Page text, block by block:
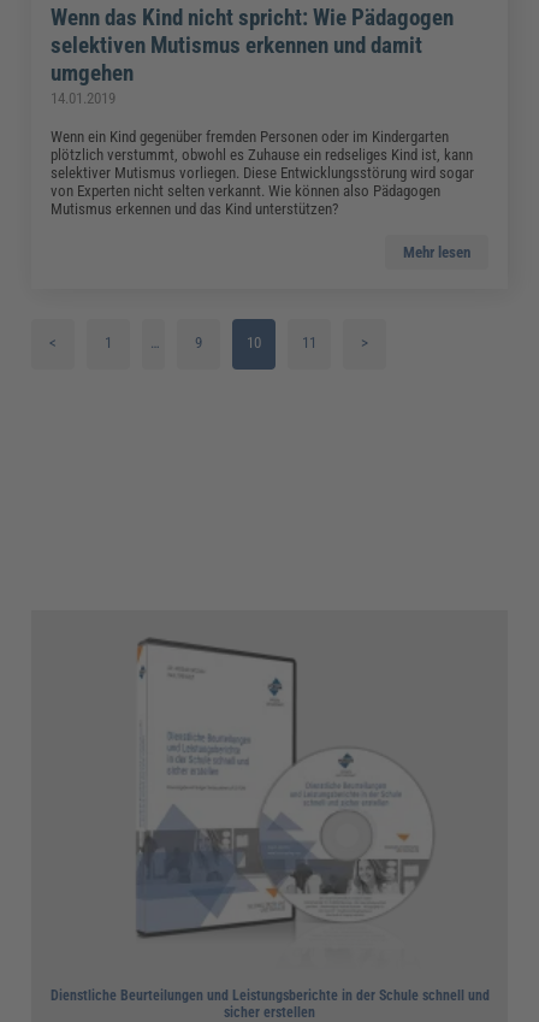
Wenn das Kind nicht spricht: Wie Pädagogen
selektiven Mutismus erkennen und damit
umgehen
14.01.2019
Wenn ein Kind gegenüber fremden Personen oder im Kindergarten
plötzlich verstummt, obwohl es Zuhause ein redseliges Kind ist, kann
selektiver Mutismus vorliegen. Diese Entwicklungsstörung wird sogar
von Experten nicht selten verkannt. Wie können also Pädagogen
Mutismus erkennen und das Kind unterstützen?
Mehr lesen
< 1 … 9 10 11 >
Dienstliche Beurteilungen und Leistungsberichte in der Schule schnell und
sicher erstellen